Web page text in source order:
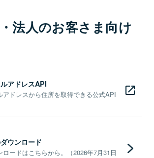
法人のお客さま向け
アドレスAPI
アドレスから住所を取得できる公式API
ウンロード
ードはこちらから。（2026年7月31日